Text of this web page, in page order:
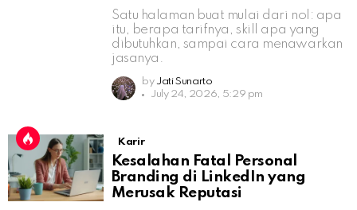
Satu halaman buat mulai dari nol: apa
itu, berapa tarifnya, skill apa yang
dibutuhkan, sampai cara menawarkan
jasanya.
by Jati Sunarto
July 24, 2026, 5:29 pm
Karir
Kesalahan Fatal Personal
Branding di LinkedIn yang
Merusak Reputasi